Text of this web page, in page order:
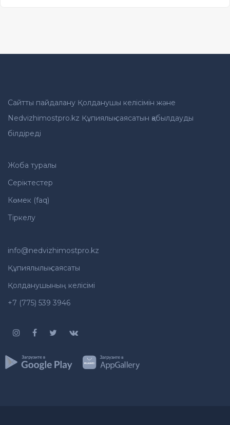
Сайтты пайдалану Қолданушы келісімін және
Nedvizhimostpro.kz Құпиялық саясатын қабылдауды
білдіреді
Жоба туралы
Серіктестер
Көмек (faq)
Тіркелу
info@nedvizhimostpro.kz
Құпиялылық саясаты
Қолданушының келісімі
+7 (775) 539 3946